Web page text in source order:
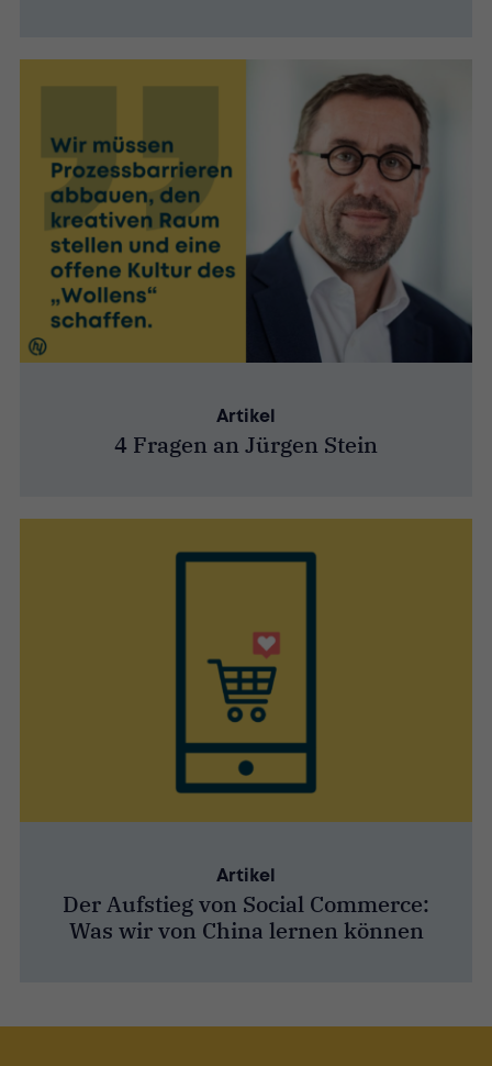
Artikel
4 Fragen an Jürgen Stein
Artikel
Der Aufstieg von Social Commerce:
Was wir von China lernen können